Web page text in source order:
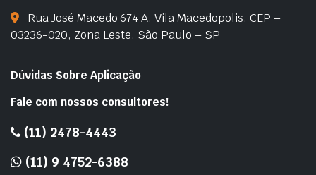
Rua José Macedo 674 A, Vila Macedopolis, CEP –
03236-020, Zona Leste, São Paulo – SP
Dúvidas Sobre Aplicação
Fale com nossos consultores!
(11) 2478-4443
(11) 9 4752-6388